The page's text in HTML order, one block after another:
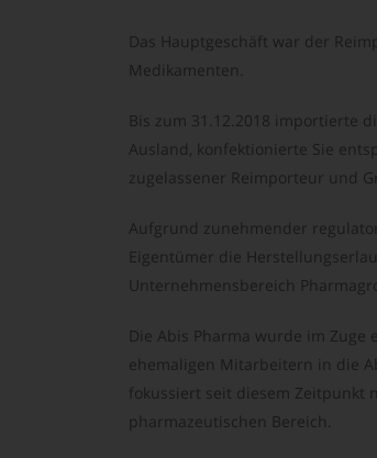
Das Hauptgeschäft war der
Medikamenten.
Bis zum 31.12.2018 importierte
Ausland, konfektionierte Sie
zugelassener Reimporteur und
Aufgrund zunehmender
Eigentümer die
Unternehmensbereich
Die Abis Pharma wurde im Zuge
ehemaligen Mitarbeitern in die
fokussiert seit diesem Zeitpunkt
pharmazeutischen Bereich.